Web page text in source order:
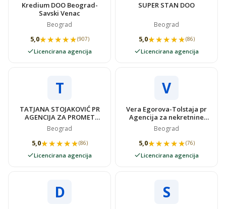
Kredium DOO Beograd-
Savski Venac
Beograd
5,0★★★★★
★★★★★(907)
Licencirana agencija
SUPER STAN DOO
Beograd
5,0★★★★★
★★★★★(86)
Licencirana agencija
T
TATJANA STOJAKOVIĆ PR
AGENCIJA ZA PROMET
NEKRETNINAMA SUPER
STAN
Beograd
5,0★★★★★
★★★★★(86)
Licencirana agencija
V
Vera Egorova-Tolstaja pr
Agencija za nekretnine
VIDOVSTAN
Beograd
5,0★★★★★
★★★★★(76)
Licencirana agencija
D S